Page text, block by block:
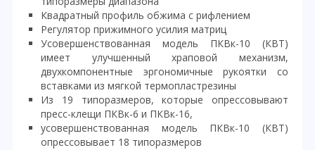
Квадратный профиль обжима с рифлением
Регулятор прижимного усилия матриц
Усовершенствованная модель ПКВк-10 (КВТ)
имеет улучшенный храповой механизм,
двухкомпонентные эргономичные рукоятки со
вставками из мягкой термопластрезины
Из 19 типоразмеров, которые опрессовывают
пресс-клещи ПКВк-6 и ПКВк-16,
усовершенствованная модель ПКВк-10 (КВТ)
опрессовывает 18 типоразмеров